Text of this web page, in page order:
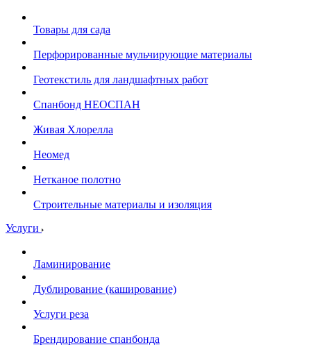
Товары для сада
Перфорированные мульчирующие материалы
Геотекстиль для ландшафтных работ
Спанбонд НЕОСПАН
Живая Хлорелла
Нeомед
Нетканое полотно
Строительные материалы и изоляция
Услуги
Ламинирование
Дублирование (каширование)
Услуги реза
Брендирование спанбонда